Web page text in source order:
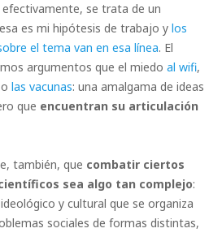
se trata de un
es mi hipótesis de trabajo y los
el tema van en esa línea. El
argumentos que el miedo al wifi,
o las vacunas: una amalgama de ideas
que encuentran su articulación
también, que combatir ciertos
sea algo tan complejo:
y cultural que se organiza
sociales de formas distintas,